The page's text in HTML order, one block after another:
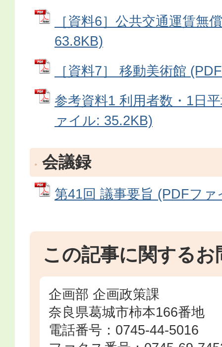
［資料6］公共交通運賃無
63.8KB)
［資料7］ 移動美術館
参考資料1 利用者数・1日
ァイル: 35.2KB)
会議録
第41回 議事要旨 (PDFフ
この記事に関するお
企画部 企画政策課
奈良県葛城市柿本166番地
電話番号：0745-44-5016